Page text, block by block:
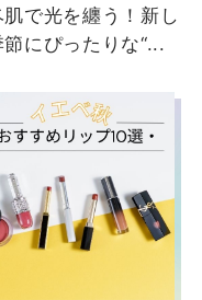
肌で光を纏う！新し
節にぴったりな“...